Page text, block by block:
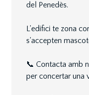
del Penedès.
L'edifici te zona
s'accepten
📞 Contacta amb
per concertar una